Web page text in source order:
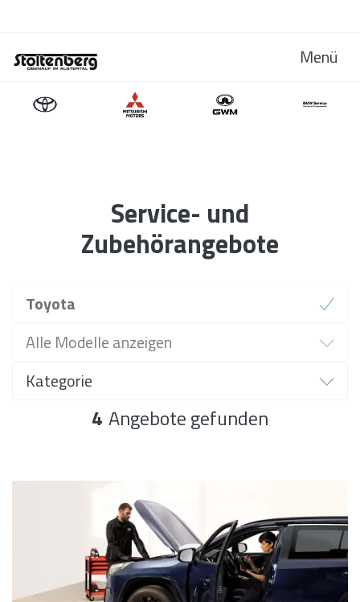
Menü
Service- und
Zubehörangebote
Toyota
Modell
Alle Modelle anzeigen
Kategorie
Kategorie
4 Angebote gefunden